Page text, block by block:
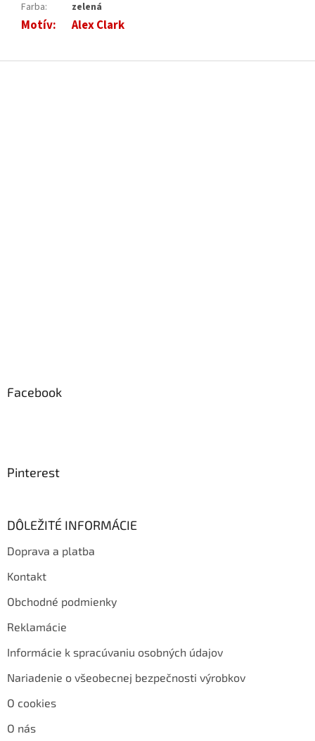
Farba: zelená
Motív: Alex Clark
Facebook
Pinterest
DÔLEŽITÉ INFORMÁCIE
Doprava a platba
Kontakt
Obchodné podmienky
Reklamácie
Informácie k spracúvaniu osobných údajov
Nariadenie o všeobecnej bezpečnosti výrobkov
O cookies
O nás